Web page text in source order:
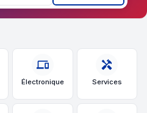
devices
Électronique
handyman
Services